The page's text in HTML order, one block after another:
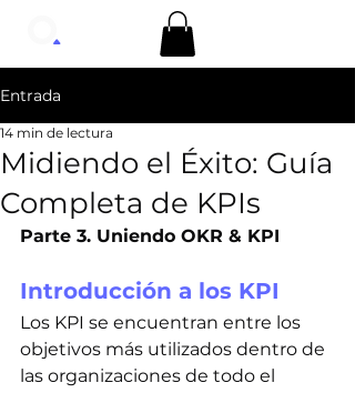
Entrada
Midiendo el Éxito: Guía
Completa de KPIs
14 min de lectura
Parte 3. Uniendo OKR & KPI
Introducción a los KPI
Los KPI se encuentran entre los
objetivos más utilizados dentro de
las organizaciones de todo el